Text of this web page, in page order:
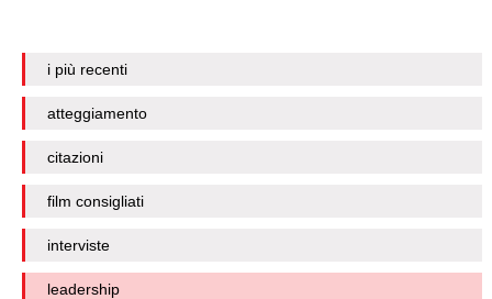
i più recenti
atteggiamento
citazioni
film consigliati
interviste
leadership